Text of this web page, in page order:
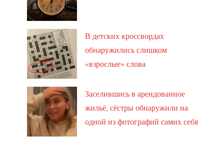
В детских кроссвордах
обнаружились слишком
«взрослые» слова
Заселившись в арендованное
жильё, сёстры обнаружили на
одной из фотографий самих себя